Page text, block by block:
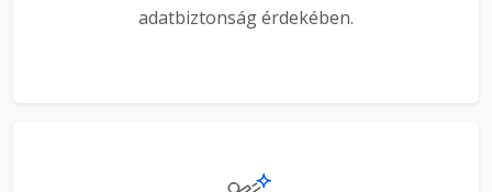
adatbiztonság érdekében.